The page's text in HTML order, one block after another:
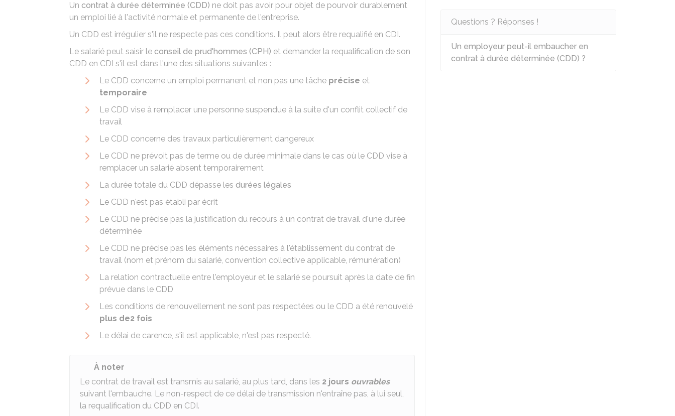
Un contrat à durée déterminée (CDD) ne doit pas avoir pour objet de pourvoir durablement
un emploi lié à l'activité normale et permanente de l'entreprise.
Un CDD est irrégulier s'il ne respecte pas ces conditions. Il peut alors être requalifié en CDI.
Le salarié peut saisir le conseil de prud'hommes (CPH) et demander la requalification de son
CDD en CDI s'il est dans l'une des situations suivantes :
Le CDD concerne un emploi permanent et non pas une tâche précise et
temporaire
Le CDD vise à remplacer une personne suspendue à la suite d'un conflit collectif de
travail
Le CDD concerne des travaux particulièrement dangereux
Le CDD ne prévoit pas de terme ou de durée minimale dans le cas où le CDD vise à
remplacer un salarié absent temporairement
La durée totale du CDD dépasse les durées légales
Le CDD n'est pas établi par écrit
Le CDD ne précise pas la justification du recours à un contrat de travail d'une durée
déterminée
Le CDD ne précise pas les éléments nécessaires à l'établissement du contrat de
travail (nom et prénom du salarié, convention collective applicable, rémunération)
La relation contractuelle entre l'employeur et le salarié se poursuit après la date de fin
prévue dans le CDD
Les conditions de renouvellement ne sont pas respectées ou le CDD a été renouvelé
plus de2 fois
Le délai de carence, s'il est applicable, n'est pas respecté.
À noter
Le contrat de travail est transmis au salarié, au plus tard, dans les 2 jours ouvrables
suivant l'embauche. Le non-respect de ce délai de transmission n'entraîne pas, à lui seul,
la requalification du CDD en CDI.
Questions ? Réponses !
Un employeur peut-il embaucher en
contrat à durée déterminée (CDD) ?